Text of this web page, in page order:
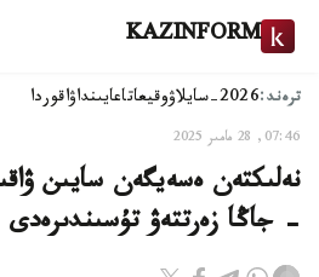
KAZINFORM
ترەند:2026-سايلاۋ وقيعاتاعايىنداۋاقوردا
07:46, 28 مامىر 2025
نەلىكتەن ەسەيگەن سايىن
- جاڭا زەرتتەۋ تۇسىندىرەدى